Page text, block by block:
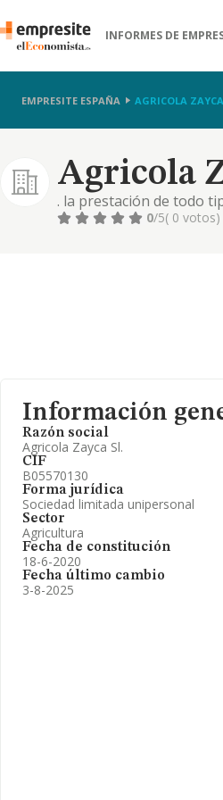
INFORMES DE
EMPRESITE ESPAÑA AGRICOLA ZAYCA
Agricola
. la prestación de todo
la siembra, cultivo,
0/5( 0 votos)
Información
Razón social
Agricola Zayca Sl.
CIF
B05570130
Forma jurídica
Sociedad limitada unipersonal
Sector
Agricultura
Fecha de constitución
18-6-2020
Fecha último cambio
3-8-2025